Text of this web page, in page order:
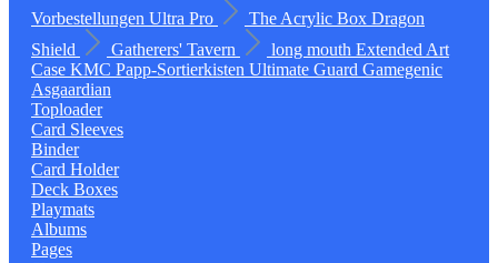
Vorbestellungen Ultra Pro The Acrylic Box Dragon
Shield
Gatherers' Tavern long mouth Extended Art
Case KMC Papp-Sortierkisten Ultimate Guard Gamegenic
Asgaardian
Toploader
Card Sleeves
Binder
Card Holder
Deck Boxes
Playmats
Albums
Pages